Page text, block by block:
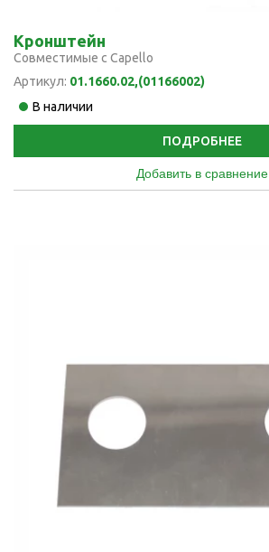
Кронштейн
Совместимые с Capello
Артикул: 01.1660.02,(01166002)
В наличии
ПОДРОБНЕЕ
Добавить в сравнение